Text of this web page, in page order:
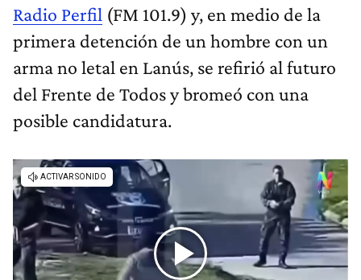
Radio Perfil (FM 101.9) y, en medio de la
primera detención de un hombre con un
arma no letal en Lanús, se refirió al futuro
del Frente de Todos y bromeó con una
posible candidatura.